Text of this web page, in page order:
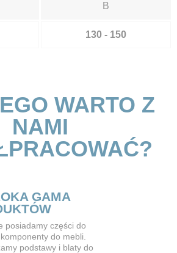
B
130 - 150
WARTO Z
NAMI
GAMA
posiadamy części do
komponenty do mebli.
podstawy i blaty do